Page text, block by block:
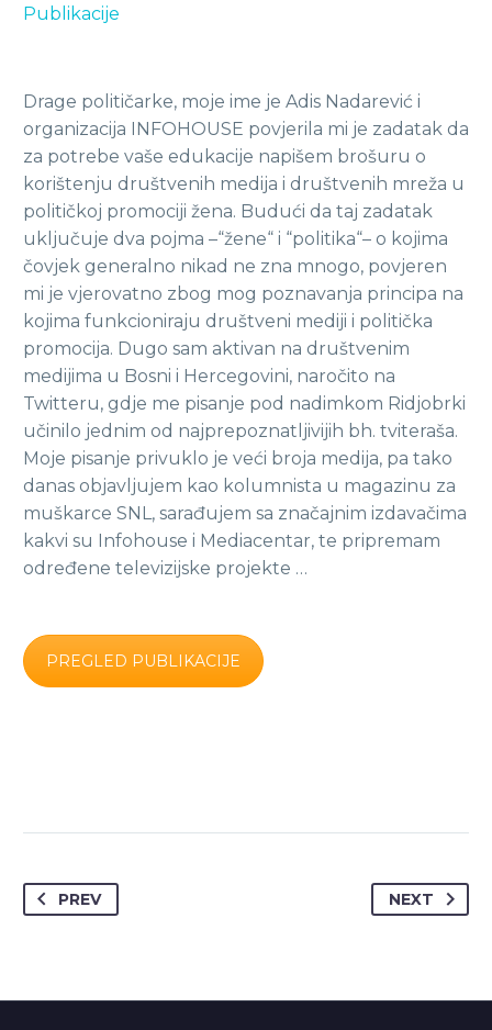
Publikacije
Drage političarke, moje ime je Adis Nadarević i
organizacija INFOHOUSE povjerila mi je zadatak da
za potrebe vaše edukacije napišem brošuru o
korištenju društvenih medija i društvenih mreža u
političkoj promociji žena. Budući da taj zadatak
uključuje dva pojma –“žene“ i “politika“– o kojima
čovjek generalno nikad ne zna mnogo, povjeren
mi je vjerovatno zbog mog poznavanja principa na
kojima funkcioniraju društveni mediji i politička
promocija. Dugo sam aktivan na društvenim
medijima u Bosni i Hercegovini, naročito na
Twitteru, gdje me pisanje pod nadimkom Ridjobrki
učinilo jednim od najprepoznatljivijih bh. tviteraša.
Moje pisanje privuklo je veći broja medija, pa tako
danas objavljujem kao kolumnista u magazinu za
muškarce SNL, sarađujem sa značajnim izdavačima
kakvi su Infohouse i Mediacentar, te pripremam
određene televizijske projekte …
PREGLED PUBLIKACIJE
PREV NEXT